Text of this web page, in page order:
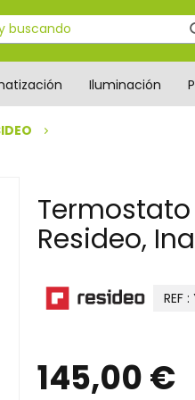
Iluminación
Termostato
Resideo,
REF
145,00 €